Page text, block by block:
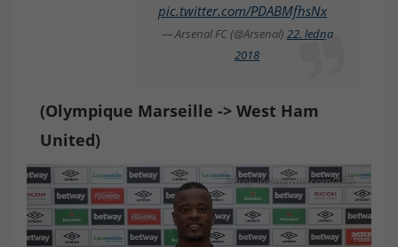
pic.twitter.com/PDABMfhsNx
— Arsenal FC (@Arsenal) 22. ledna
2018
(Olympique Marseille -> West Ham
United)
Zdroj: instagram.com/433